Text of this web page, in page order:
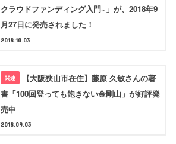
クラウドファンディング入門~」が、2018年9
月27日に発売されました！
2018.10.03
【大阪狭山市在住】藤原 久敏さんの著
書「100回登っても飽きない金剛山」が好評発
売中
2018.09.03